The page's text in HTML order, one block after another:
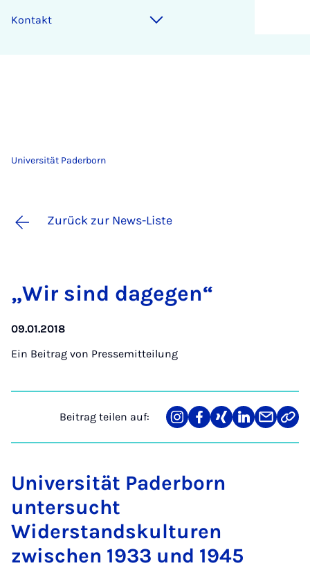
Kontakt
Universität Paderborn
Zurück zur News-Liste
„Wir sind da­ge­gen“
09.01.2018
Ein Beitrag von Pressemitteilung
Beitrag teilen auf:
Teilen
auf
Teilen
auf
Teilen
auf
Teilen
auf
Teilen
über
Link
Universität Paderborn
untersucht
Widerstandskulturen
zwischen 1933 und 1945